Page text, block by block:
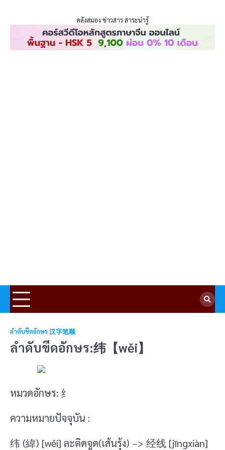
คลังสมอง ข่าวสาร สาระน่ารู้
ลำดับขีดอักษร 汉字笔顺
ลำดับขีดอักษร:纬【wěi】
หมวดอักษร: 纟
ความหมายปัจจุบัน :
纬 (緯) [wěi] ละติดจูด(เส้นรุ้ง) –> 经线 [jīngxiàn]